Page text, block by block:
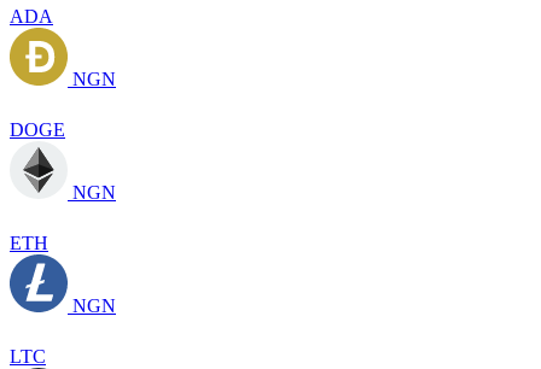
ADA
NGN
DOGE
NGN
ETH
NGN
LTC